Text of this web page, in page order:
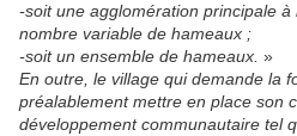
-soit une agglomération principale
nombre variable de hameaux ;
-soit un ensemble de hameaux. »
En outre, le village qui demande la
préalablement mettre en place son
développement communautaire tel